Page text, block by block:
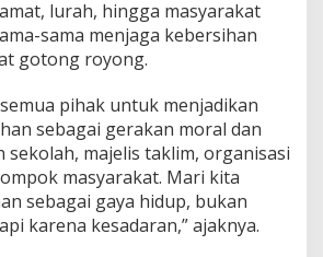
lurah, hingga masyarakat
sama menjaga kebersihan
gotong royong.
pihak untuk menjadikan
sebagai gerakan moral dan
sekolah, majelis taklim, organisasi
masyarakat. Mari kita
sebagai gaya hidup, bukan
karena kesadaran,” ajaknya.